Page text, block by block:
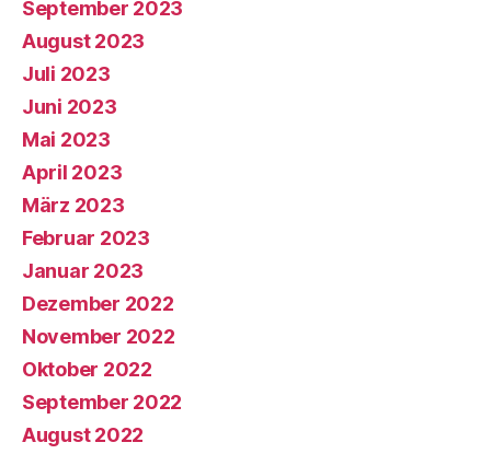
September 2023
August 2023
Juli 2023
Juni 2023
Mai 2023
April 2023
März 2023
Februar 2023
Januar 2023
Dezember 2022
November 2022
Oktober 2022
September 2022
August 2022